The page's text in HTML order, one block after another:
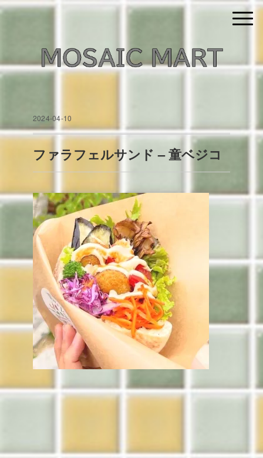
2024-04-10
ファラフェルサンド – 童ベジコ